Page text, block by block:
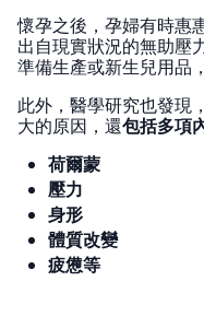
懷孕之後，孕婦有時惠
出自現實狀況的無助壓
準備生產或新生兒用品
此外，醫學研究也發現
大的原因，還包括多項
荷爾蒙
壓力
身形
體質改變
疲憊等